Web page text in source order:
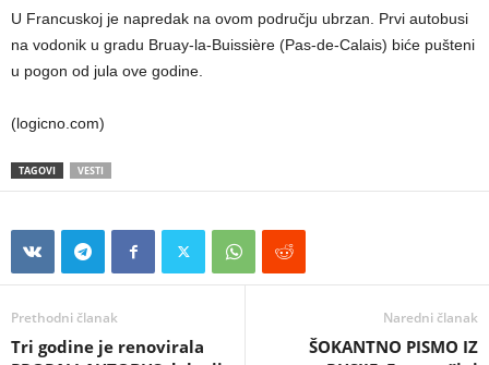
U Francuskoj je napredak na ovom području ubrzan. Prvi autobusi
na vodonik u gradu Bruay-la-Buissière (Pas-de-Calais) biće pušteni
u pogon od jula ove godine.
(logicno.com)
TAGOVI VESTI
Prethodni članak
Tri godine je renovirala
Naredni članak
ŠOKANTNO PISMO IZ